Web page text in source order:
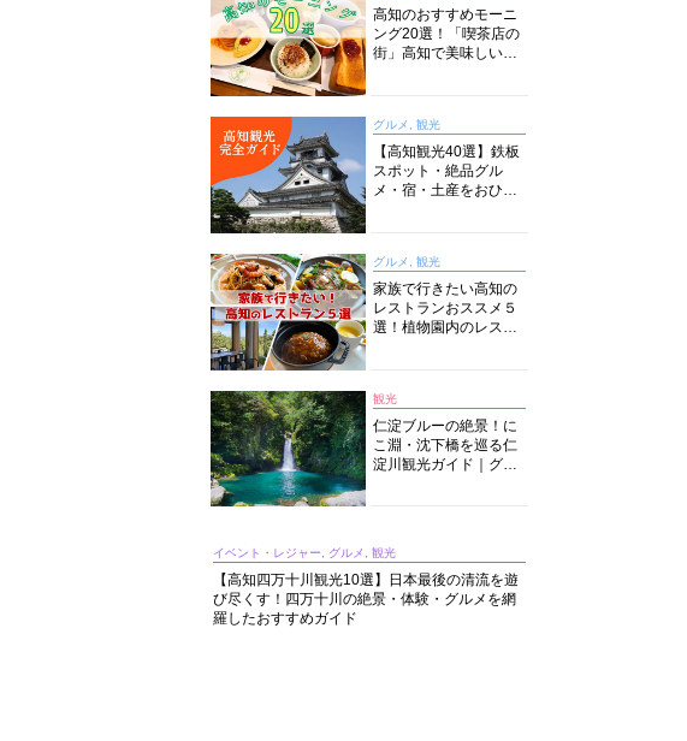
高知のおすすめモーニ
ング20選！「喫茶店の
街」高知で美味しい喫
グルメ, 観光
【高知観光40選】鉄板
スポット・絶品グル
メ・宿・土産をおひと
グルメ, 観光
家族で行きたい高知の
レストランおススメ５
選！植物園内のレスト
観光
仁淀ブルーの絶景！に
こ淵・沈下橋を巡る仁
淀川観光ガイド｜グル
イベント・レジャー, グルメ, 観光
【高知四万十川観光10選】日本最後の清流を遊
び尽くす！四万十川の絶景・体験・グルメを網
羅したおすすめガイド